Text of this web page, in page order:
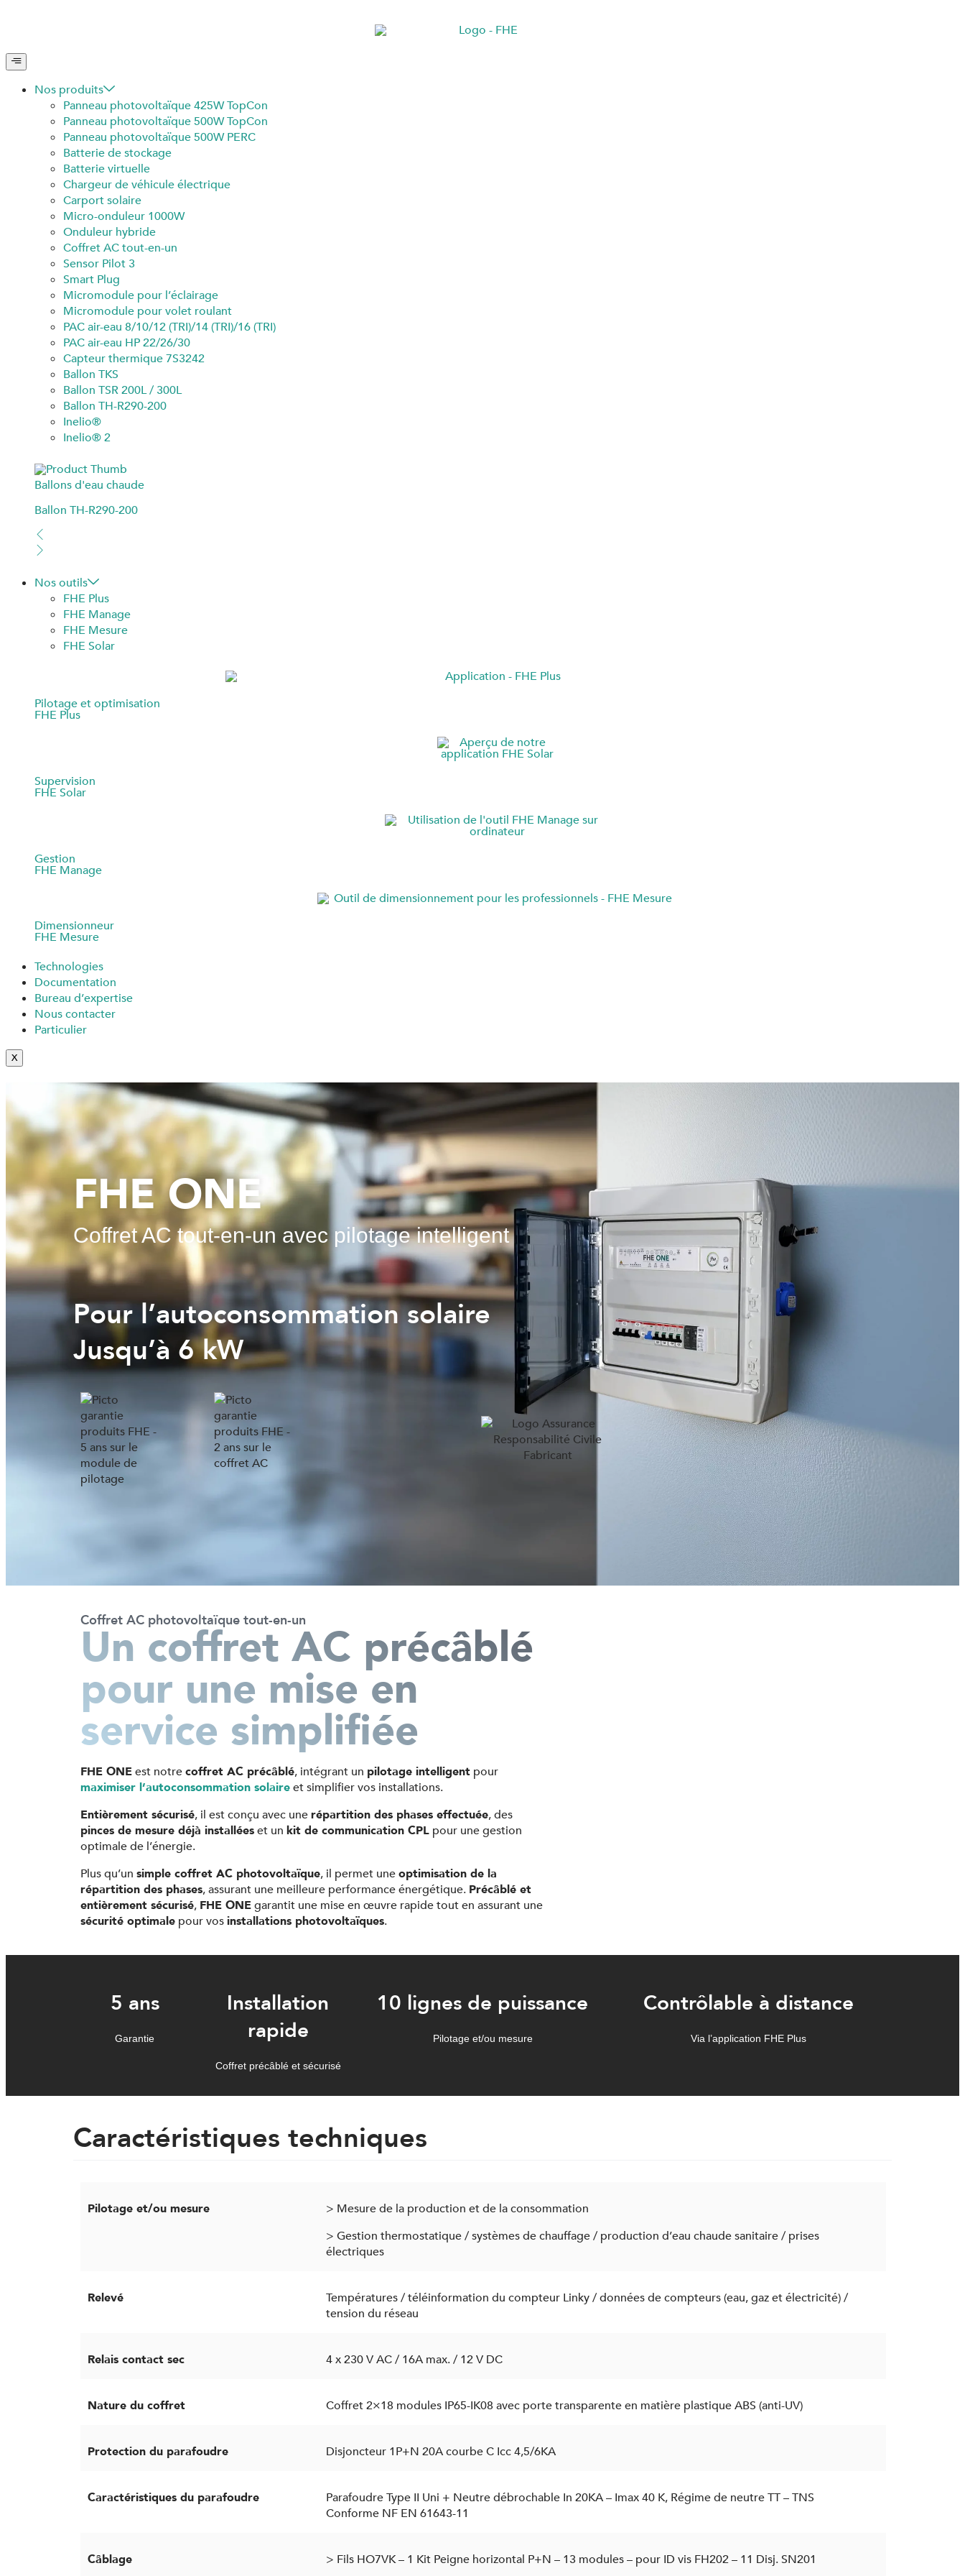
Nos produits
Panneau photovoltaïque 425W TopCon
Panneau photovoltaïque 500W TopCon
Panneau photovoltaïque 500W PERC
Batterie de stockage
Batterie virtuelle
Chargeur de véhicule électrique
Carport solaire
Micro-onduleur 1000W
Onduleur hybride
Coffret AC tout-en-un
Sensor Pilot 3
Smart Plug
Micromodule pour l’éclairage
Micromodule pour volet roulant
PAC air-eau 8/10/12 (TRI)/14 (TRI)/16 (TRI)
PAC air-eau HP 22/26/30
Capteur thermique 7S3242
Ballon TKS
Ballon TSR 200L / 300L
Ballon TH-R290-200
Inelio®
Inelio® 2
Ballons d'eau chaude
Ballon TH-R290-200
Nos outils
FHE Plus
FHE Manage
FHE Mesure
FHE Solar
Pilotage et optimisation
FHE Plus
Supervision
FHE Solar
Gestion
FHE Manage
Dimensionneur
FHE Mesure
Technologies
Documentation
Bureau d’expertise
Nous contacter
Particulier
X
FHE ONE
Coffret AC tout-en-un avec pilotage intelligent
Pour l’autoconsommation solaire
Jusqu’à 6 kW
Coffret AC photovoltaïque tout-en-un
Un coffret AC précâblé
pour une mise en
service simplifiée
FHE ONEest notrecoffret AC précâblé, intégrant un pilotage intelligent pour
maximiser l’autoconsommation solaireet simplifier vos installations.
Entièrement sécurisé, il est conçu avec unerépartition des phases effectuée, des
pinces de mesure déjà installéeset un kit de communication CPL pour une gestion
optimale de l’énergie.
Plus qu’un simple coffret AC photovoltaïque, il permet uneoptimisation de la
répartition des phases, assurant une meilleure performance énergétique. Précâblé et
entièrement sécurisé, FHE ONEgarantit une mise en œuvre rapide tout en assurant une
sécurité optimale pour vosinstallations photovoltaïques.
5 ans
Garantie
Installation
rapide
Coffret précâblé et sécurisé
10 lignes de puissance
Pilotage et/ou mesure
Contrôlable à distance
Via l’application FHE Plus
Caractéristiques techniques
Pilotage et/ou mesure
> Mesure de la production et de la consommation
> Gestion thermostatique / systèmes de chauffage / production d’eau chaude sanitaire / prises
électriques
Relevé
Températures / téléinformation du compteur Linky / données de compteurs (eau, gaz et électricité) /
tension du réseau
Relais contact sec 4 x 230 V AC / 16A max. / 12 V DC
Nature du coffret Coffret 2×18 modules IP65-IK08 avec porte transparente en matière plastique ABS (anti-UV)
Protection du parafoudre Disjoncteur 1P+N 20A courbe C Icc 4,5/6KA
Caractéristiques du parafoudre
Parafoudre Type II Uni + Neutre débrochable In 20KA – Imax 40 K, Régime de neutre TT – TNS
Conforme NF EN 61643-11
Câblage > Fils HO7VK – 1 Kit Peigne horizontal P+N – 13 modules – pour ID vis FH202 – 11 Disj. SN201